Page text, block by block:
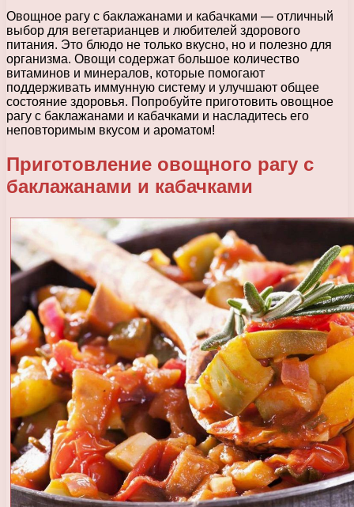
Овощное рагу с баклажанами и кабачками — отличный
выбор для вегетарианцев и любителей здорового
питания. Это блюдо не только вкусно, но и полезно для
организма. Овощи содержат большое количество
витаминов и минералов, которые помогают
поддерживать иммунную систему и улучшают общее
состояние здоровья. Попробуйте приготовить овощное
рагу с баклажанами и кабачками и насладитесь его
неповторимым вкусом и ароматом!
Приготовление овощного рагу с
баклажанами и кабачками